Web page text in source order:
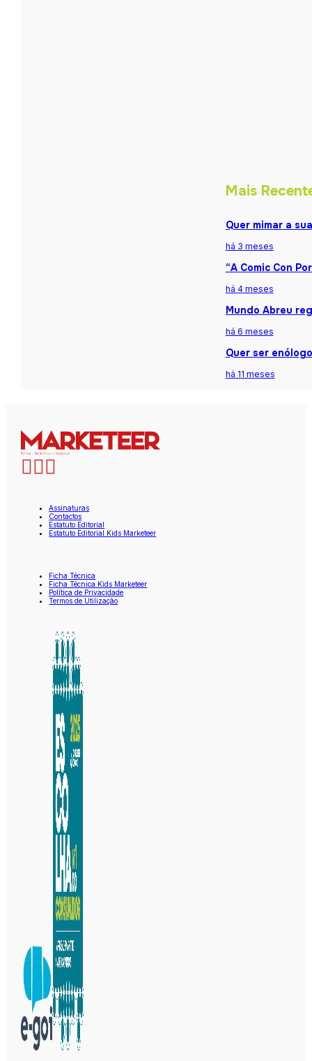
Mais
Quer mimar a
há 3 meses
“A Comic Con
há 4 meses
Mundo Abreu
há 6 meses
Quer ser
há 11 meses
Assinaturas
Contactos
Estatuto Editorial
Estatuto Editorial Kids Marketeer
Ficha Técnica
Ficha Técnica Kids Marketeer
Política de Privacidade
Termos de Utilização